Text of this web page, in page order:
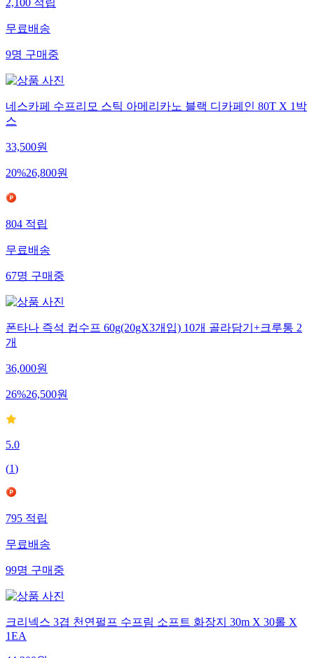
2,100적립
무료배송
9명구매중
네스카페 수프리모 스틱 아메리카노 블랙 디카페인 80T X 1박
스
33,500원
20%26,800원
804적립
무료배송
67명구매중
폰타나 즉석 컵수프 60g(20gX3개입) 10개 골라담기+크루통 2
개
36,000원
26%26,500원
5.0
(1)
795적립
무료배송
99명구매중
크리넥스 3겹 천연펄프 수프림 소프트 화장지 30m X 30롤 X
1EA